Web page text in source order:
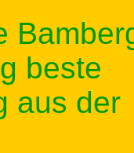
beste
aus der